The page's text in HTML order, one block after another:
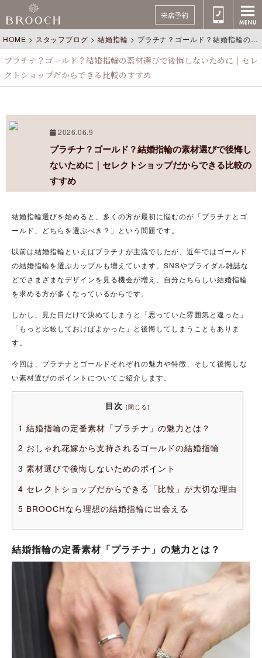
来店予約
HOME > スタッフブログ >結婚指輪 > プラチナ？ゴールド？結婚指輪の素材選びで後悔しないために｜セレクトショップだからできる比較のすすめ
プラチナ？ゴールド？結婚指輪の素材選びで後悔しないために｜セレ
クトショップだからできる比較のすすめ
2026.06.9
プラチナ？ゴールド？結婚指輪の素材選びで後悔し
ないために｜セレクトショップだからできる比較の
すすめ
結婚指輪選びを始めると、多くの方が最初に悩むのが「プラチナとゴ
ールド、どちらを選ぶべき？」という問題です。
以前は結婚指輪といえばプラチナが主流でしたが、近年ではゴールド
の結婚指輪を選ぶカップルも増えています。SNSやブライダル雑誌な
どでさまざまなデザインを見る機会が増え、自分たちらしい結婚指輪
を求める方が多くなっているからです。
しかし、見た目だけで決めてしまうと「思っていた雰囲気と違った」
「もっと比較しておけばよかった」と後悔してしまうこともありま
す。
今回は、プラチナとゴールドそれぞれの魅力や特徴、そして後悔しな
い素材選びのポイントについてご紹介します。
目次 [閉じる]
1 結婚指輪の定番素材「プラチナ」の魅力とは？
2 おしゃれ花嫁から支持されるゴールドの結婚指輪
3 素材選びで後悔しないためのポイント
4 セレクトショップだからできる「比較」が大切な理由
5 BROOCHなら理想の結婚指輪に出会える
結婚指輪の定番素材「プラチナ」の魅力とは？